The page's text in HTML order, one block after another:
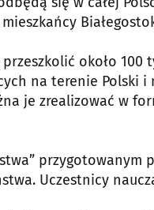
około 100
na terenie Polski i
je zrealizować w
przygotowanym
Uczestnicy